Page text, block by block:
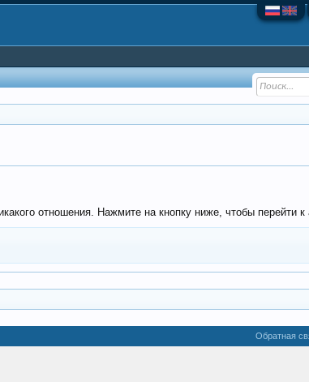
отношения. Нажмите на кнопку ниже, чтобы перейти
Обратная